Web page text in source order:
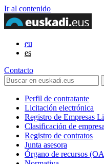
Ir al contenido
eu
es
Contacto
Perfil de contratante
Licitación electrónica
Registro de Empresas
Clasificación de
Registro de contratos
Junta asesora
Órgano de recursos